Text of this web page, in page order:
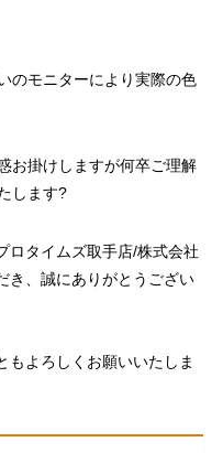
のモニターにより実際の色
お掛けしますが何卒ご理解
します?
ロタイムズ取手店/株式会社
き、誠にありがとうござい
もよろしくお願いいたしま